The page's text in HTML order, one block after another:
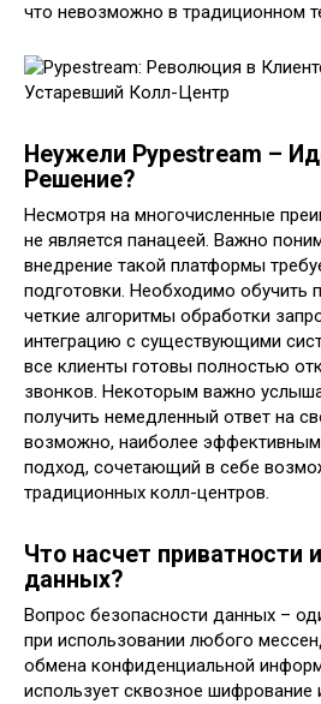
что невозможно в традиционном
Неужели Pypestream –
Решение?
Несмотря на многочисленные
не является панацеей. Важно
внедрение такой платформы
подготовки. Необходимо обучить
четкие алгоритмы обработки
интеграцию с существующими
все клиенты готовы полностью
звонков. Некоторым важно
получить немедленный ответ на
возможно, наиболее
подход, сочетающий в себе
традиционных колл-центров.
Что насчет приватности
данных?
Вопрос безопасности данных –
при использовании любого
обмена конфиденциальной
использует сквозное шифрование